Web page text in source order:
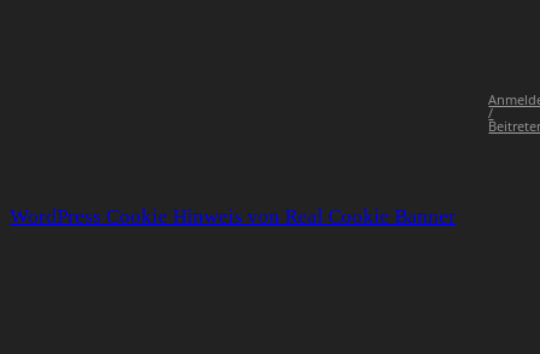
/
WordPress Cookie Hinweis von Real Cookie Banner